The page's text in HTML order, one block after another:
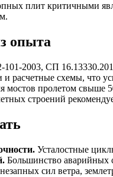
плит критичными
опыта
2003, СП
расчетные схемы, что
мостов пролетом
строений
Усталостные
Большинство аварийных
сил ветра,